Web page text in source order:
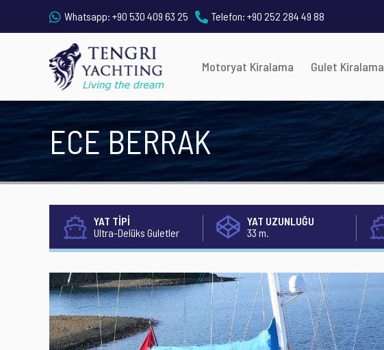
Whatsapp: +90 530 409 63 25 Telefon: +90 252 284 49 88
Motoryat Kiralama Gulet Kiralama
ECE BERRAK
YAT TİPİ
Ultra-Delüks Guletler
YAT UZUNLUĞU
33 m.